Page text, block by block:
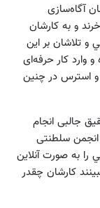
آگاه‌سازی
و به كارشان
تلاشان بر اين
وارد کار حرفه‌ای
و استرس در چنين
جالبی انجام
انجمن سلطنتی
را به صورت آنلاین
ببینند کارشان چقدر